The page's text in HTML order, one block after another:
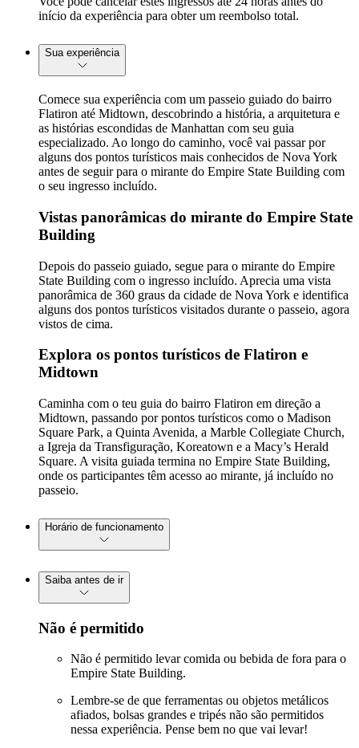
início da experiência para obter um reembolso total.
Sua experiência
Comece sua experiência com um passeio guiado do bairro
Flatiron até Midtown, descobrindo a história, a arquitetura e
as histórias escondidas de Manhattan com seu guia
especializado. Ao longo do caminho, você vai passar por
alguns dos pontos turísticos mais conhecidos de Nova York
antes de seguir para o mirante do Empire State Building com
o seu ingresso incluído.
Vistas panorâmicas do mirante do Empire State
Building
Depois do passeio guiado, segue para o mirante do Empire
State Building com o ingresso incluído. Aprecia uma vista
panorâmica de 360 graus da cidade de Nova York e identifica
alguns dos pontos turísticos visitados durante o passeio, agora
vistos de cima.
Explora os pontos turísticos de Flatiron e
Midtown
Caminha com o teu guia do bairro Flatiron em direção a
Midtown, passando por pontos turísticos como o Madison
Square Park, a Quinta Avenida, a Marble Collegiate Church,
a Igreja da Transfiguração, Koreatown e a Macy’s Herald
Square. A visita guiada termina no Empire State Building,
onde os participantes têm acesso ao mirante, já incluído no
passeio.
Horário de funcionamento
Saiba antes de ir
Não é permitido
Não é permitido levar comida ou bebida de fora para o
Empire State Building.
Lembre-se de que ferramentas ou objetos metálicos
afiados, bolsas grandes e tripés não são permitidos
nessa experiência. Pense bem no que vai levar!